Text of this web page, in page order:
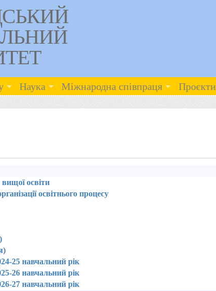
Наука Міжнародна співпраця Проєкти
вищої освіти
освітнього процесу
25 навчальний рік
26 навчальний рік
27 навчальний рік